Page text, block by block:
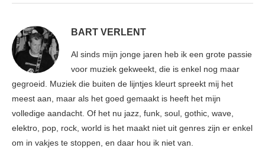
BART VERLENT
Al sinds mijn jonge jaren heb ik een grote passie
voor muziek gekweekt, die is enkel nog maar
gegroeid. Muziek die buiten de lijntjes kleurt spreekt mij het
meest aan, maar als het goed gemaakt is heeft het mijn
volledige aandacht. Of het nu jazz, funk, soul, gothic, wave,
elektro, pop, rock, world is het maakt niet uit genres zijn er enkel
om in vakjes te stoppen, en daar hou ik niet van.